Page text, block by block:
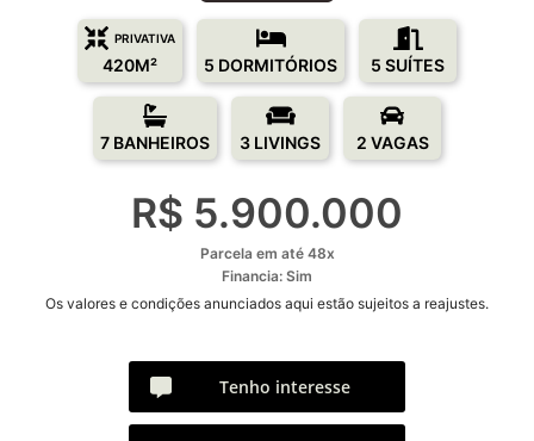
PRIVATIVA
420M² 5 DORMITÓRIOS 5 SUÍTES
7 BANHEIROS 3 LIVINGS 2 VAGAS
R$ 5.900.000
Parcela em até 48x
Financia: Sim
Os valores e condições anunciados aqui estão sujeitos a reajustes.
Tenho interesse